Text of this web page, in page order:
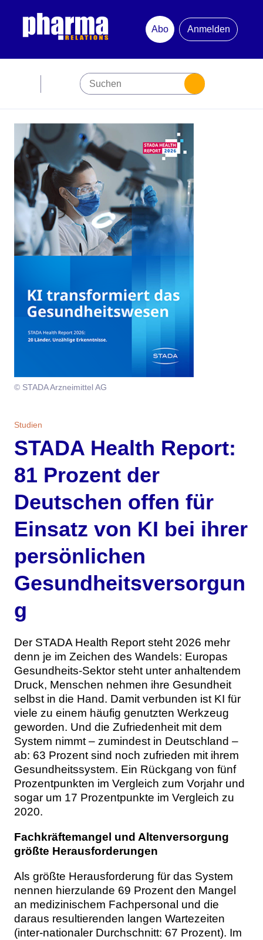
Abo
Anmelden
Premiumpartner
Jubiläum
Newsletter
Mediadaten
Marketing
Branche
Digital Health
Magazin
Aktuelle Ausgabe
Abonnement
Kontakt
Werben
© STADA Arzneimittel AG
Studien
STADA Health Report:
81 Prozent der
Deutschen offen für
Einsatz von KI bei ihrer
persönlichen
Gesundheitsversorgun
g
Der STADA Health Report steht 2026 mehr
denn je im Zeichen des Wandels: Europas
Gesundheits-Sektor steht unter anhaltendem
Druck, Menschen nehmen ihre Gesundheit
selbst in die Hand. Damit verbunden ist KI für
viele zu einem häufig genutzten Werkzeug
geworden. Und die Zufriedenheit mit dem
System nimmt – zumindest in Deutschland –
ab: 63 Prozent sind noch zufrieden mit ihrem
Gesundheitssystem. Ein Rückgang von fünf
Prozentpunkten im Vergleich zum Vorjahr und
sogar um 17 Prozentpunkte im Vergleich zu
2020.
Fachkräftemangel und Altenversorgung
größte Herausforderungen
Als größte Herausforderung für das System
nennen hierzulande 69 Prozent den Mangel
an medizinischem Fachpersonal und die
daraus resultierenden langen Wartezeiten
(inter-nationaler Durchschnitt: 67 Prozent). Im